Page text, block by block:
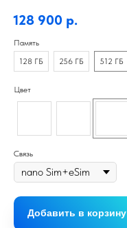
128 900 р.
Память
128 ГБ 256 ГБ 512 ГБ
Цвет
Связь
Добавить в корзину